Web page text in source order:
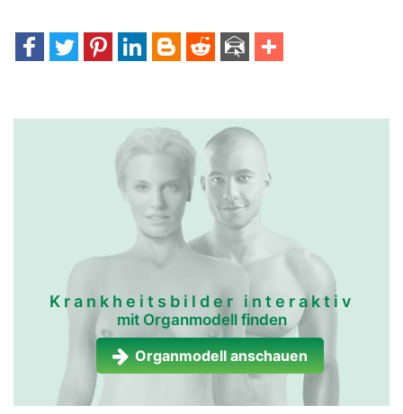
Krankheitsbilder interaktiv
mit Organmodell finden
Organmodell anschauen